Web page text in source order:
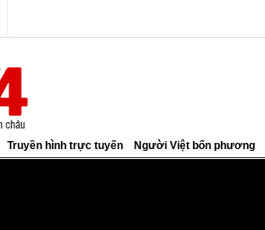
Truyền hình trực tuyến Người Việt bốn phương